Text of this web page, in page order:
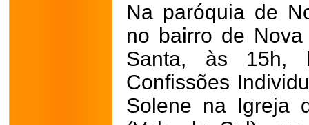
Na paróquia de
no bairro de Nova
Santa, às 15h,
Confissões
Solene na Igreja